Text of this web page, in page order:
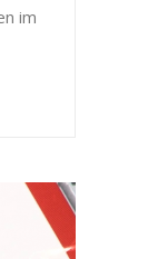
im